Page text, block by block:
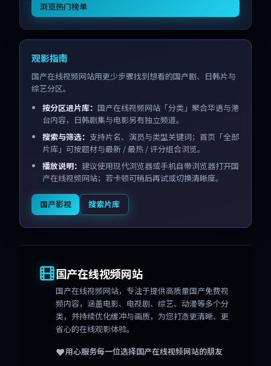
浏览热门榜单
观影指南
国产在线视频网站用更少步骤找到想看的国产剧、日韩片与
综艺分区。
按分区进片库： 国产在线视频网站「分类」聚合华语与港
台内容，日韩剧集与电影另有独立频道。
搜索与筛选： 支持片名、演员与类型关键词；首页「全部
片库」可按题材与最新 / 最热 / 评分组合浏览。
播放说明： 建议使用现代浏览器或手机自带浏览器打开国
产在线视频网站；若卡顿可稍后再试或切换清晰度。
国产影视 搜索片库
国产在线视频网站
国产在线视频网站，专注于提供高质量国产免费视
频内容，涵盖电影、电视剧、综艺、动漫等多个分
类，并持续优化缓冲与画质，为您打造更清晰、更
省心的在线观影体验。
❤️用心服务每一位选择国产在线视频网站的朋友